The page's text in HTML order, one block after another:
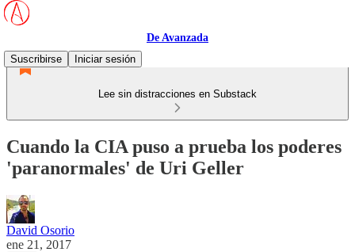
De Avanzada
Suscribirse
Iniciar sesión
Lee sin distracciones en Substack
Cuando la CIA puso a prueba los poderes
'paranormales' de Uri Geller
David Osorio
ene 21, 2017